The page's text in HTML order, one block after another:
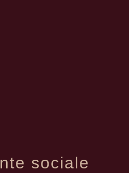
sociale